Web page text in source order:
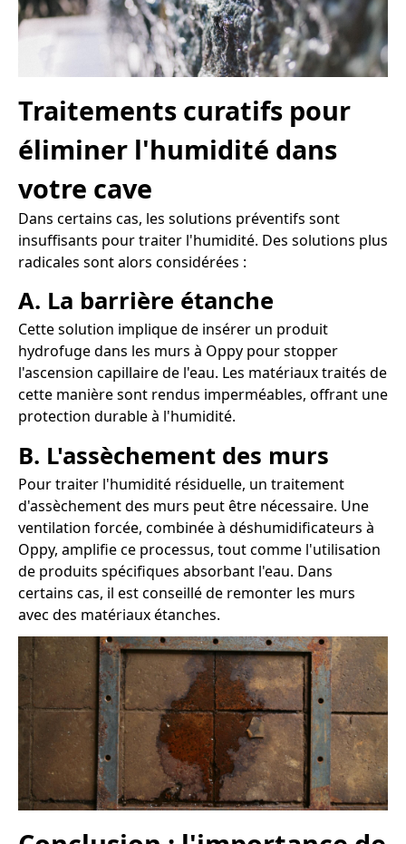
Traitements curatifs pour
éliminer l'humidité dans
votre cave
Dans certains cas, les solutions préventifs sont
insuffisants pour traiter l'humidité. Des solutions plus
radicales sont alors considérées :
A. La barrière étanche
Cette solution implique de insérer un produit
hydrofuge dans les murs à Oppy pour stopper
l'ascension capillaire de l'eau. Les matériaux traités de
cette manière sont rendus imperméables, offrant une
protection durable à l'humidité.
B. L'assèchement des murs
Pour traiter l'humidité résiduelle, un traitement
d'assèchement des murs peut être nécessaire. Une
ventilation forcée, combinée à déshumidificateurs à
Oppy, amplifie ce processus, tout comme l'utilisation
de produits spécifiques absorbant l'eau. Dans
certains cas, il est conseillé de remonter les murs
avec des matériaux étanches.